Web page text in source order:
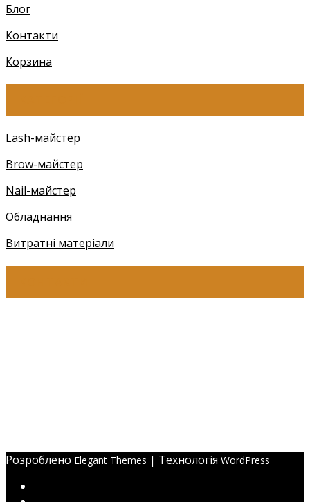
Блог
Контакти
Корзина
Lash-майстер
Brow-майстер
Nail-майстер
Обладнання
Витратні матеріали
Розроблено Elegant Themes | Технологія WordPress